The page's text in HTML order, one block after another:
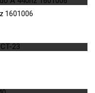
1601006